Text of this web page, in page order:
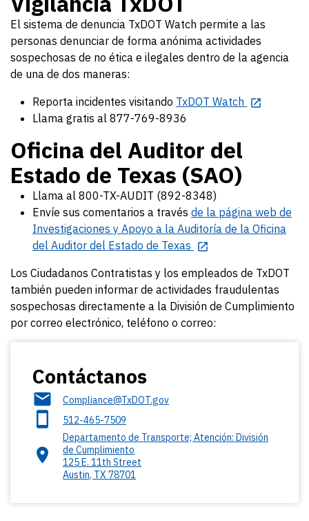
El sistema de denuncia TxDOT Watch permite a las
personas denunciar de forma anónima actividades
sospechosas de no ética e ilegales dentro de la agencia
de una de dos maneras:
Reporta incidentes visitando TxDOT Watch
Llama gratis al 877-769-8936
Oficina del Auditor del
Estado de Texas (SAO)
Llama al 800-TX-AUDIT (892-8348)
Envíe sus comentarios a través de la página web de
Investigaciones y Apoyo a la Auditoría de la Oficina
del Auditor del Estado de Texas
Los Ciudadanos Contratistas y los empleados de TxDOT
también pueden informar de actividades fraudulentas
sospechosas directamente a la División de Cumplimiento
por correo electrónico, teléfono o correo:
Contáctanos
Compliance@TxDOT.gov
512-465-7509
Departamento de Transporte; Atención: División
de Cumplimiento
125 E. 11th Street
Austin, TX 78701